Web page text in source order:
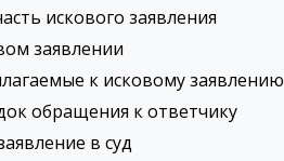
искового заявления
заявлении
к исковому заявлению
обращения к ответчику
в суд